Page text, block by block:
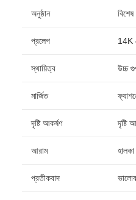
অনুষ্ঠান বিশেষ
প্রলেপ 14K
স্থায়িত্ব উচ্চ
মার্জিত
দৃষ্টি আকর্ষণ দৃষ্টি
আরাম
প্রতীকবাদ